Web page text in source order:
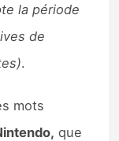
la période
de
.
mots
que